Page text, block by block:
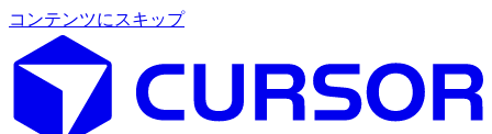
コンテンツにスキップ